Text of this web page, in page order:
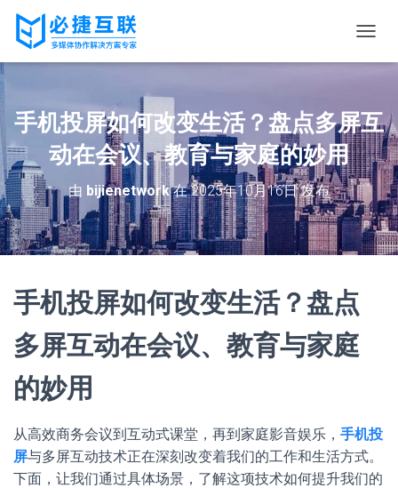
换
手机投屏如何改变生活？盘点多屏互
动在会议、教育与家庭的妙用
由 bijienetwork在2025年10月16日发布
手机投屏如何改变生活？盘点
多屏互动在会议、教育与家庭
的妙用
从高效商务会议到互动式课堂，再到家庭影音娱乐， 手机投
屏与多屏互动技术正在深刻改变着我们的工作和生活方式。
下面，让我们通过具体场景，了解这项技术如何提升我们的